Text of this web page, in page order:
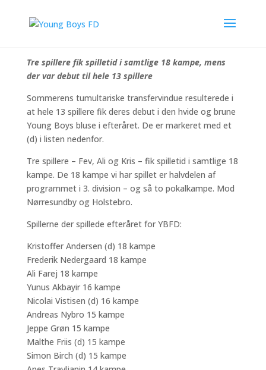
Thomas Loft gav spilletid til 25 spillere i efterårets 18
Tre spillere fik spilletid i samtlige 18 kampe, mens
der var debut til hele 13 spillere
Sommerens tumultariske transfervindue resulterede i
at hele 13 spillere fik deres debut i den hvide og brune
Young Boys bluse i efteråret. De er markeret med et
(d) i listen nedenfor.
Tre spillere – Fev, Ali og Kris – fik spilletid i samtlige 18
kampe. De 18 kampe vi har spillet er halvdelen af
programmet i 3. division – og så to pokalkampe. Mod
Nørresundby og Holstebro.
Spillerne der spillede efteråret for YBFD:
Kristoffer Andersen (d) 18 kampe
Frederik Nedergaard 18 kampe
Ali Farej 18 kampe
Yunus Akbayir 16 kampe
Nicolai Vistisen (d) 16 kampe
Andreas Nybro 15 kampe
Jeppe Grøn 15 kampe
Malthe Friis (d) 15 kampe
Simon Birch (d) 15 kampe